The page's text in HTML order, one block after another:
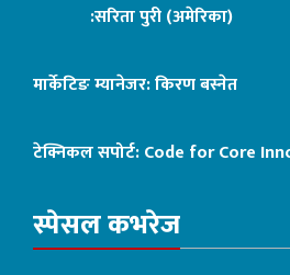
:सरिता पुरी (अमेरिका)
मार्केटिङ म्यानेजर: किरण बस्नेत
टेक्निकल सपोर्ट:Code for Core
स्पेसल कभरेज